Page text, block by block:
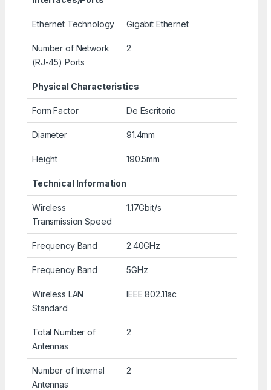
Ethernet Technology Gigabit Ethernet
Number of Network
(RJ-45) Ports
2
Physical Characteristics
Form Factor De Escritorio
Diameter 91.4mm
Height 190.5mm
Technical Information
Wireless
Transmission Speed
1.17Gbit/s
Frequency Band 2.40GHz
Frequency Band 5GHz
Wireless LAN
Standard
IEEE 802.11ac
Total Number of
Antennas
2
Number of Internal
Antennas
2